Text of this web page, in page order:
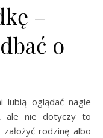
–
o
lubią oglądać nagie
ale nie dotyczy to
rodzinę albo